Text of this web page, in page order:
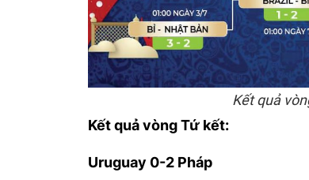
Kết quả
Kết quả vòng Tứ kết:
Uruguay 0-2 Pháp